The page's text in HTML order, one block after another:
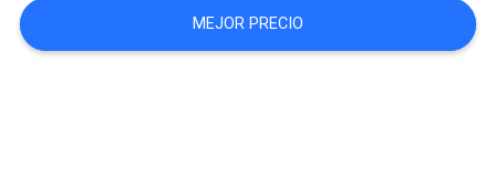
MAPA
DEL
MEJOR PRECIO